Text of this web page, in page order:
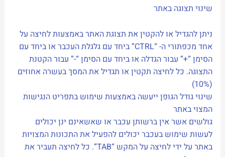
שינוי תצוגה באתר
ניתן להגדיל או להקטין את תצוגת האתר באמצעות לחיצה על
אחד מכפתורי ה- “CTRL” ביחד עם גלגלת העכבר או ביחד עם
הסימן “+” עבור הגדלה או ביחד עם הסימן “-” עבור הקטנת
התצוגה. כל לחיצה תקטין או תגדיל את המסך בעשרה אחוזים
(10%)
שינוי גודל הגופן ייעשה באמצעות שימוש בתפריט הנגישות
המצוי באתר
גולשים אשר אין ברשותן עכבר או שאשאינם ינן יכולים
לעשות שימוש בעכבר יכולים להפעיל את התכונות המצויות
באתר על ידי לחיצה על המקש “TAB”. כל לחיצה תעביר את